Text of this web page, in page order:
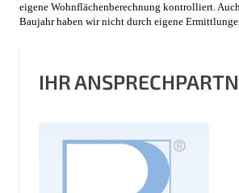
eigene Wohnflächenberechnung kontrolliert.
Baujahr haben wir nicht durch eigene
IHR